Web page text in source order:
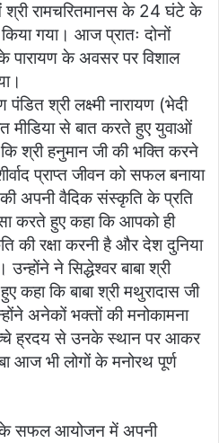
श्री रामचरितमानस के 24 घंटे के
गया। आज प्रातः दोनों
पारायण के अवसर पर विशाल
श्री लक्ष्मी नारायण (भेदी
मीडिया से बात करते हुए युवाओं
श्री हनुमान जी की भक्ति करने
प्राप्त जीवन को सफल बनाया
अपनी वैदिक संस्कृति के प्रति
करते हुए कहा कि आपको ही
की रक्षा करनी है और देश दुनिया
ने सिद्धेश्वर बाबा श्री
कहा कि बाबा श्री मथुरादास जी
अनेकों भक्तों की मनोकामना
ह्रदय से उनके स्थान पर आकर
आज भी लोगों के मनोरथ पूर्ण
के सफल आयोजन में अपनी